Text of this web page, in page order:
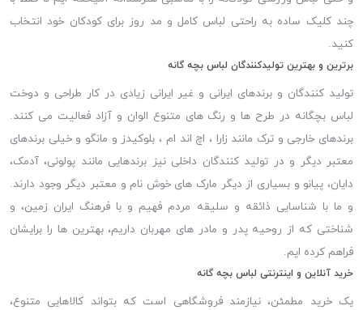
چند کلیک ساده به راحتی لباس کامل و مد روز برای کودکان خود انتخاب
کنید.
برترین و بهترین تولیدکنندگان لباس بچه گانه
تولید کنندگان و برندهای ایرانی و غیر ایرانی زیادی در کار طراحی و دوخت
لباس بچگانه در طرح ها و رنگ های متنوع الوان و آزاد فعالیت می کنند.
برندهای خارجی و ترک مانند زارا ، اچ اند ام ، بلوکیدز و مانگو و خیلی برندهای
معتبر دیگر و در تولید کنندگان داخلی نیز برندهایی مانند پولونی، آدمک،
دایان، پیانو و بسیاری از دیگر مارک های خوش نام و معتبر دیگر وجود دارند.
و ما با شناسایی ذائقه و سلیقه مردم فهیم و با فرهنگ ایران زمین، و
شناختی که از روحیه پدر و مادر های مهربان داریم، بهترین ها را برایشان
فراهم کرده ایم.
خرید آنلاین و اینترنتی لباس بچه گانه
یک خرید مطمئن، نیازمند فروشگاهی است که بتواند کالاهایی متنوع،